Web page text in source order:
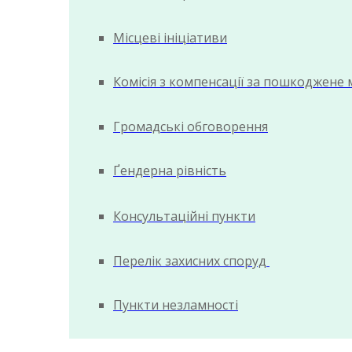
Місцеві ініціативи
Комісія з компенсації за пошкоджене
Громадські обговорення
Ґендерна рівність
Консультаційні пункти
Перелік захисних споруд
Пункти незламності